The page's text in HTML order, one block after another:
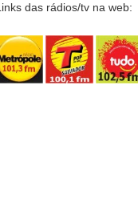
Links das rádios/tv na web: